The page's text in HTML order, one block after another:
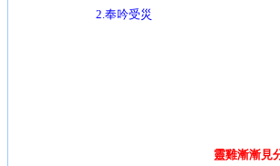
2.奉吟受災
靈雞漸漸見